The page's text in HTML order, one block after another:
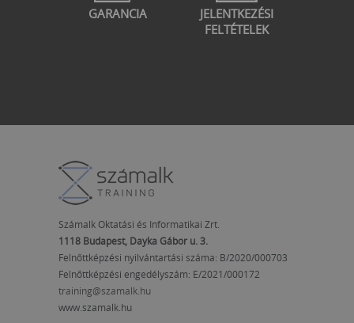
GARANCIA
JELENTKEZÉSI
FELTÉTELEK
Számalk Oktatási és Informatikai Zrt.
1118 Budapest, Dayka Gábor u. 3.
Felnőttképzési nyilvántartási száma: B/2020/000703
Felnőttképzési engedélyszám: E/2021/000172
training@szamalk.hu
www.szamalk.hu